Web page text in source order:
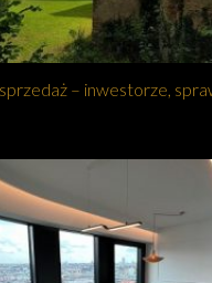
sprzedaż – inwestorze,